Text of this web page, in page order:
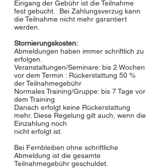
Eingang der Gebühr ist die Teilnahme
fest gebucht. Bei Zahlungsverzug kann
die Teilnahme nicht mehr garantiert
werden.
Stornierungskosten:
Abmeldungen haben immer schriftlich zu
erfolgen.
Veranstaltungen/Seminare: bis 2 Wochen
vor dem Termin : Rückerstattung 50 %
der Teilnahmegebühr
Normales Training/Gruppe: bis 7 Tage vor
dem Training
Danach erfolgt keine Rückerstattung
mehr. Diese Regelung gilt auch, wenn die
Einzahlung noch
nicht erfolgt ist.
Bei Fernbleiben ohne schriftliche
Abmeldung ist die gesamte
Teilnahmegebühr geschuldet.